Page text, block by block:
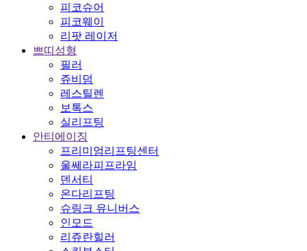
피코슈어
피코웨이
리팟 레이저
쁘띠성형
필러
쥬비덤
레스틸렌
보톡스
실리프팅
안티에이징
프리미엄리프팅센터
울쎄라피프라임
덴서티
온다리프팅
슈링크 유니버스
인모드
리쥬란힐러